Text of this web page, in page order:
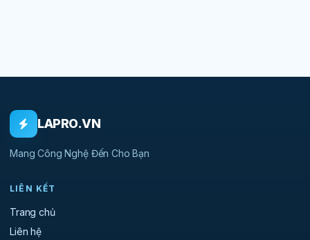
LAPRO.VN
Mang Công Nghệ Đến Cho Bạn
LIÊN KẾT
Trang chủ
Liên hệ